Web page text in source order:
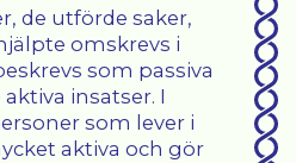
de utförde saker,
omskrevs i
som passiva
insatser. I
som lever i
aktiva och gör